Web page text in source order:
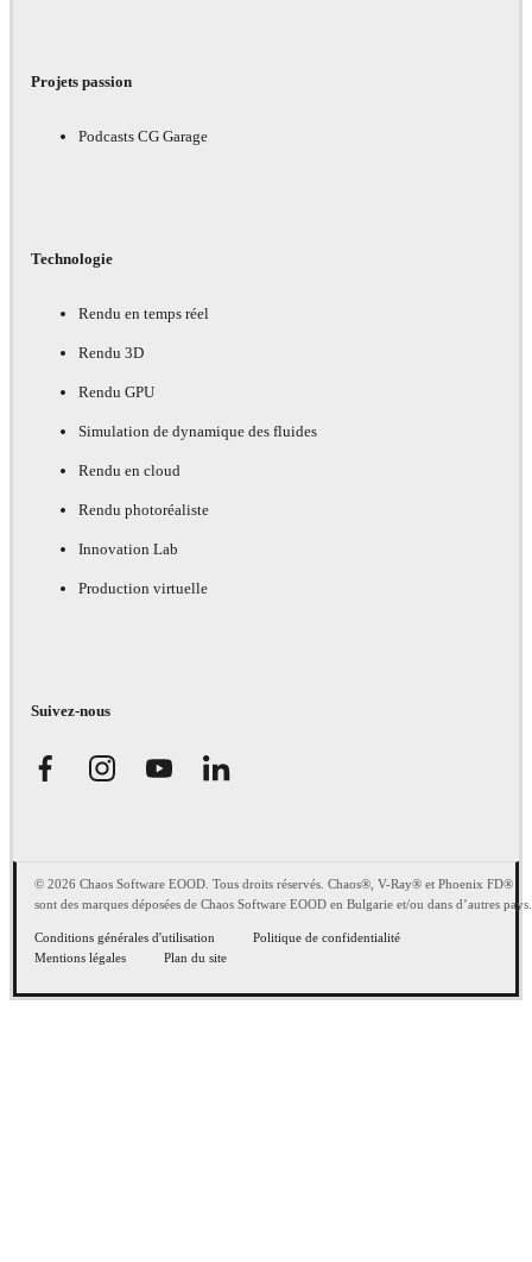
Projets passion
Podcasts CG Garage
Technologie
Rendu en temps réel
Rendu 3D
Rendu GPU
Simulation de dynamique des fluides
Rendu en cloud
Rendu photoréaliste
Innovation Lab
Production virtuelle
Suivez-nous
© 2026 Chaos Software EOOD. Tous droits réservés. Chaos®, V-Ray® et Phoenix FD®
sont des marques déposées de Chaos Software EOOD en Bulgarie et/ou dans d’autres pays.
Conditions générales d'utilisation
Politique de confidentialité
Mentions légales
Plan du site